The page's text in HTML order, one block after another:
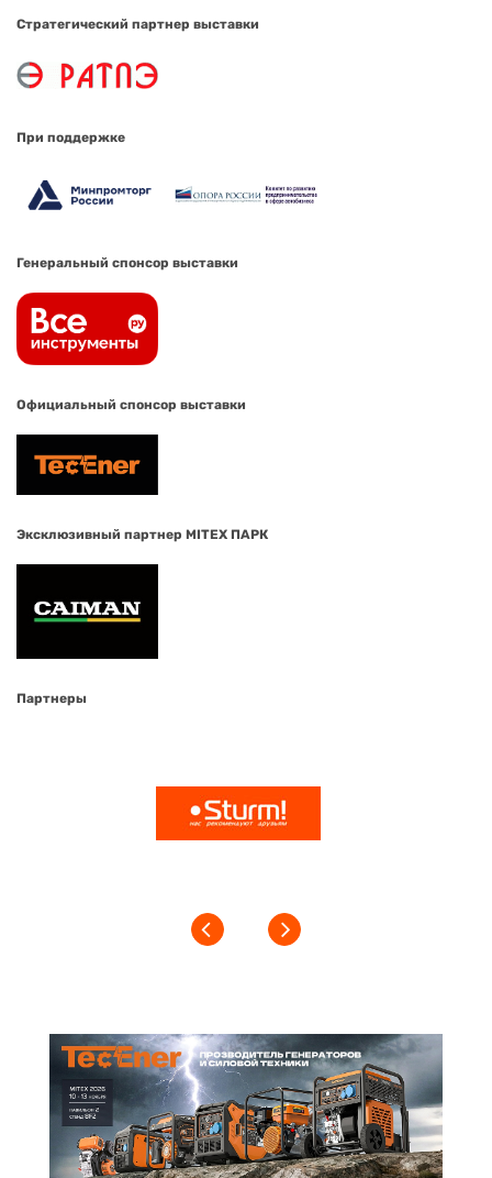
Стратегический партнер выставки
При поддержке
Генеральный спонсор выставки
Официальный спонсор выставки
Эксклюзивный партнер MITEX ПАРК
Партнеры